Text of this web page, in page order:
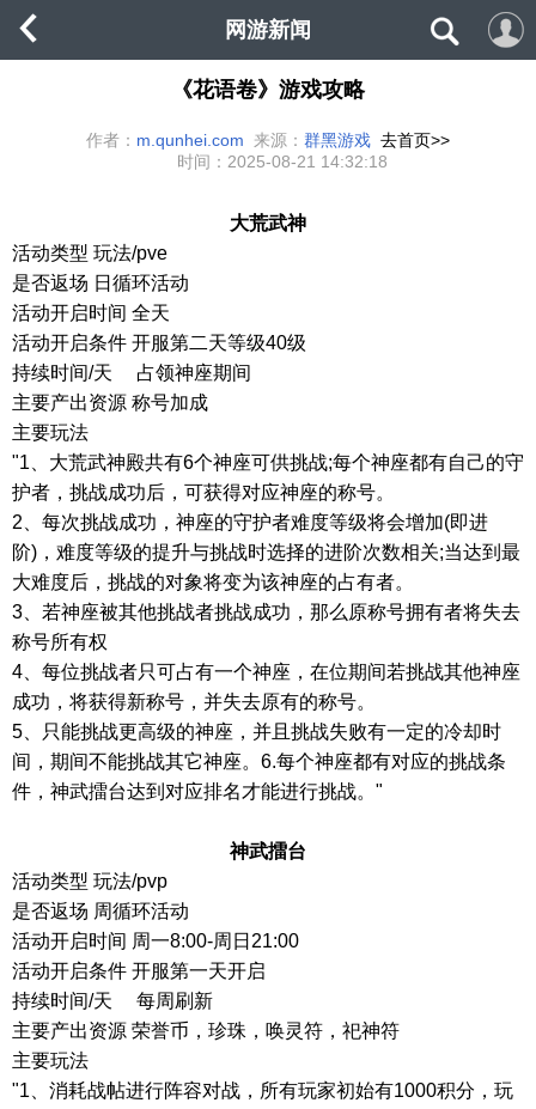
网游新闻
《花语卷》游戏攻略
作者： m.qunhei.com 来源： 群黑游戏 去首页>>
时间： 2025-08-21 14:32:18
大荒武神
活动类型 玩法/pve
是否返场 日循环活动
活动开启时间 全天
活动开启条件 开服第二天等级40级
持续时间/天 占领神座期间
主要产出资源 称号加成
主要玩法
"1 、大荒武神殿共有6个神座可供挑战;每个神座都有自己的守
护者，挑战成功后，可获得对应神座的称号。
2 、每次挑战成功，神座的守护者难度等级将会增加(即进
阶) ，难度等级的提升与挑战时选择的进阶次数相关;当达到最
大难度后，挑战的对象将变为该神座的占有者。
3 、若神座被其他挑战者挑战成功，那么原称号拥有者将失去
称号所有权
4 、每位挑战者只可占有一个神座，在位期间若挑战其他神座
成功，将获得新称号，并失去原有的称号。
5 、只能挑战更高级的神座，并且挑战失败有一定的冷却时
间，期间不能挑战其它神座。 6.每个神座都有对应的挑战条
件，神武擂台达到对应排名才能进行挑战。 "
神武擂台
活动类型 玩法/pvp
是否返场 周循环活动
活动开启时间 周一8:00-周日 21:00
活动开启条件 开服第一天开启
持续时间/天 每周刷新
主要产出资源 荣誉币，珍珠，唤灵符，祀神符
主要玩法
"1 、消耗战帖进行阵容对战，所有玩家初始有1000积分，玩